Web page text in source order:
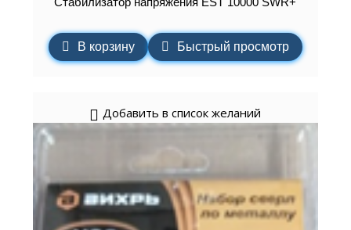
В корзину Быстрый просмотр
Добавить в список желаний